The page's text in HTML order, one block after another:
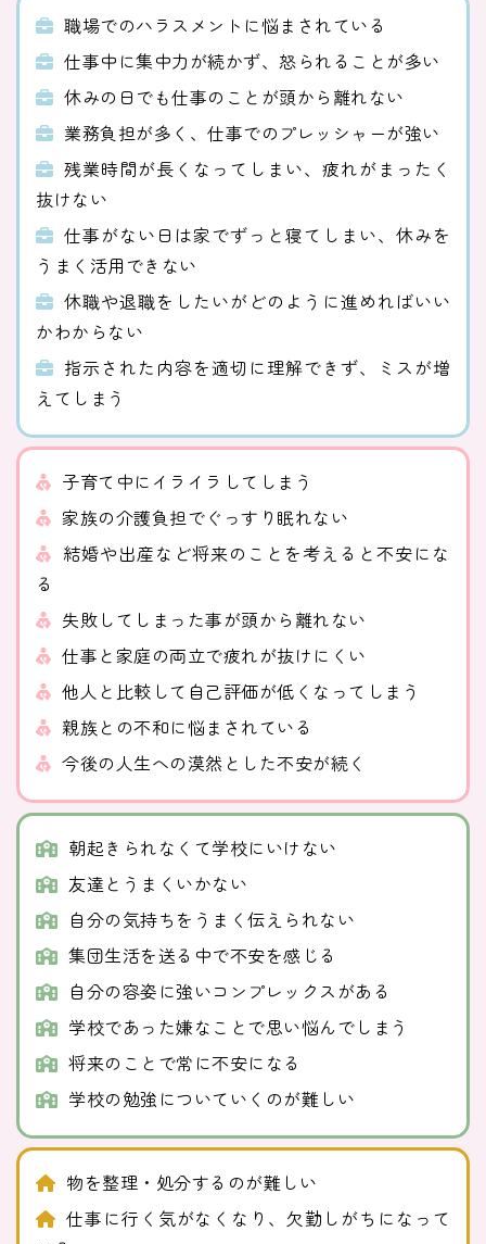
職場でのハラスメントに悩まされている
仕事中に集中力が続かず、怒られることが多い
休みの日でも仕事のことが頭から離れない
業務負担が多く、仕事でのプレッシャーが強い
残業時間が長くなってしまい、疲れがまったく
抜けない
仕事がない日は家でずっと寝てしまい、休みを
うまく活用できない
休職や退職をしたいがどのように進めればいい
かわからない
指示された内容を適切に理解できず、ミスが増
えてしまう
子育て中にイライラしてしまう
家族の介護負担でぐっすり眠れない
結婚や出産など将来のことを考えると不安にな
る
失敗してしまった事が頭から離れない
仕事と家庭の両立で疲れが抜けにくい
他人と比較して自己評価が低くなってしまう
親族との不和に悩まされている
今後の人生への漠然とした不安が続く
朝起きられなくて学校にいけない
友達とうまくいかない
自分の気持ちをうまく伝えられない
集団生活を送る中で不安を感じる
自分の容姿に強いコンプレックスがある
学校であった嫌なことで思い悩んでしまう
将来のことで常に不安になる
学校の勉強についていくのが難しい
物を整理・処分するのが難しい
仕事に行く気がなくなり、欠勤しがちになって